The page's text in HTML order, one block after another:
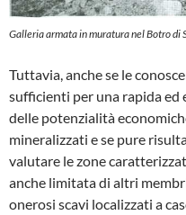
Galleria armata in muratura nel Botro di
Tuttavia, anche se le
sufficienti per una rapida ed
delle potenzia­lità
mineralizzati e se pure
valutare le zone
anche limitata di altri
onerosi scavi localizzati a